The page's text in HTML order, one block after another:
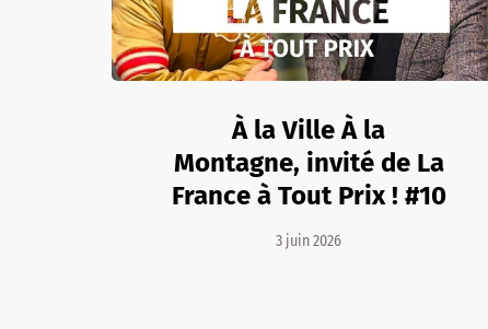
À la Ville À la
Montagne, invité de La
France à Tout Prix ! #10
3 juin 2026